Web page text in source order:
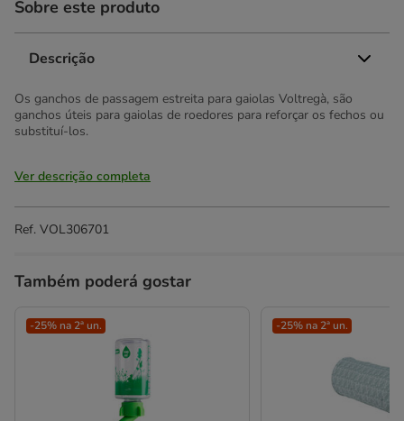
Sobre este produto
Descrição
Os ganchos de passagem estreita para gaiolas Voltregà, são
ganchos úteis para gaiolas de roedores para reforçar os fechos ou
substituí-los.
Ver descrição completa
Ref. VOL306701
Também poderá gostar
-25% na 2ª un. -25% na 2ª un.